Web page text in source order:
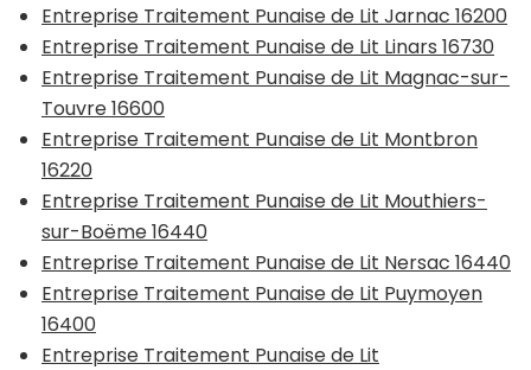
Entreprise Traitement Punaise de Lit Jarnac 16200
Entreprise Traitement Punaise de Lit Linars 16730
Entreprise Traitement Punaise de Lit Magnac-sur-
Touvre 16600
Entreprise Traitement Punaise de Lit Montbron
16220
Entreprise Traitement Punaise de Lit Mouthiers-
sur-Boëme 16440
Entreprise Traitement Punaise de Lit Nersac 16440
Entreprise Traitement Punaise de Lit Puymoyen
16400
Entreprise Traitement Punaise de Lit